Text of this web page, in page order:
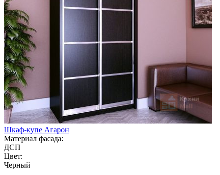
Шкаф-купе Агарон
Материал фасада:
ДСП
Цвет:
Черный